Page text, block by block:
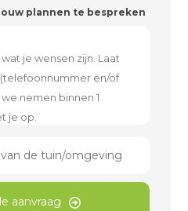
plannen te bespreken
de tuin/omgeving
aanvraag